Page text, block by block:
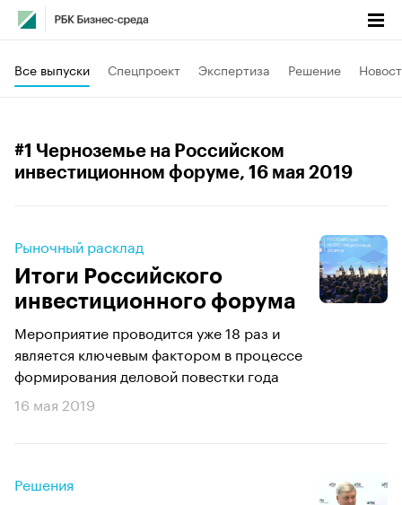
Все выпуски Спецпроект Экспертиза Решение
#1 Черноземье на Российском
инвестиционном форуме, 16 мая 2019
Рыночный расклад
Итоги Российского
инвестиционного форума
Мероприятие проводится уже 18 раз и
является ключевым фактором в процессе
формирования деловой повестки года
16 мая 2019
Решения